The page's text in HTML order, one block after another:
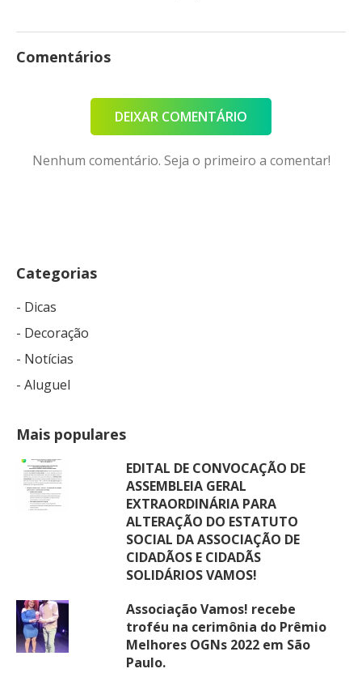
Comentários
DEIXAR COMENTÁRIO
Nenhum comentário. Seja o primeiro a comentar!
Categorias
- Dicas
- Decoração
- Notícias
- Aluguel
Mais populares
EDITAL DE CONVOCAÇÃO DE
ASSEMBLEIA GERAL
EXTRAORDINÁRIA PARA
ALTERAÇÃO DO ESTATUTO
SOCIAL DA ASSOCIAÇÃO DE
CIDADÃOS E CIDADÃS
SOLIDÁRIOS VAMOS!
Associação Vamos! recebe
troféu na cerimônia do Prêmio
Melhores OGNs 2022 em São
Paulo.